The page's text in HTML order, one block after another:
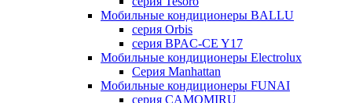
Мобильные кондиционеры BALLU
серия Orbis
серия BPAC-CE Y17
Мобильные кондиционеры Electrolux
Cерия Manhattan
Мобильные кондиционеры FUNAI
серия CAMOMIRU